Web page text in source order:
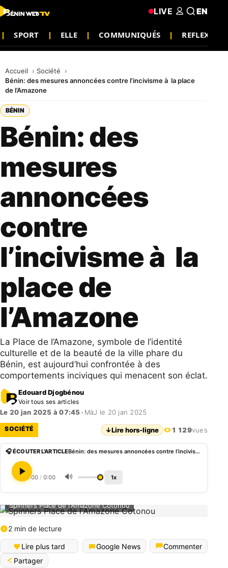
SPORT ELLE COMMUNIQUÉS REFLEXION
LIVE EN
Accueil
Société
Bénin: des mesures annoncées contre l’incivisme à la place
de l’Amazone
BÉNIN
Bénin: des
mesures
annoncées
contre
l’incivisme à la
place de
l’Amazone
La Place de l’Amazone, symbole de l’identité
culturelle et de la beauté de la ville phare du
Bénin, est aujourd’hui confrontée à des
comportements inciviques qui menacent son éclat.
Edouard Djogbénou
Voir tous ses articles
Le 20 jan 2025 à 07:45 • MàJ le 20 jan 2025
SOCIÉTÉ ↓Lire hors-ligne 1 129vues
🎧 ÉCOUTER L'ARTICLE Bénin: des mesures annoncées contre l’incivisme à la place de l’Amazone
0:00 / 0:00 🔊 1x
Spinners Place de l'Amazone Cotonou
2 min de lecture
Lire plus tard Google News
Commenter
Partager